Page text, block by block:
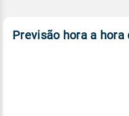
Previsão hora a hora